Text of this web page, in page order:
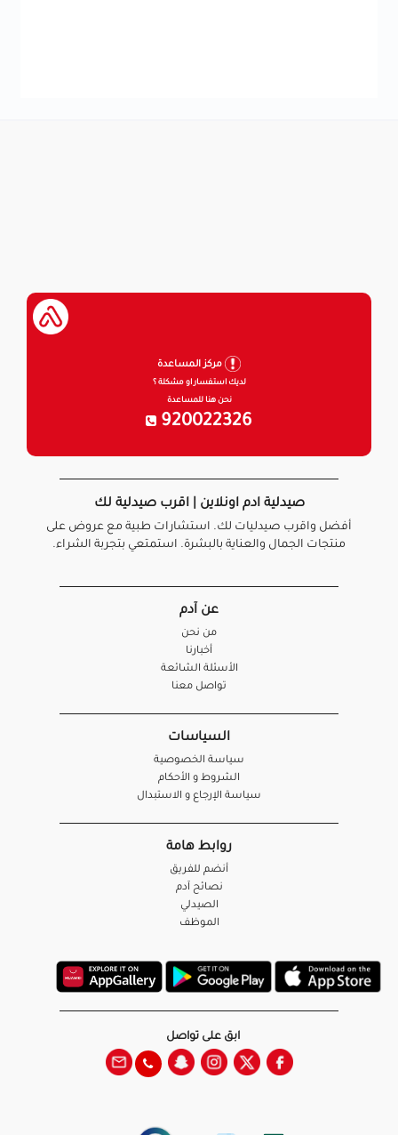
مركز المساعدة
لديك استفسار او مشكلة ؟
نحن هنا للمساعدة
920022326
صيدلية ادم اونلاين | اقرب صيدلية لك
أفضل واقرب صيدليات لك. استشارات طبية مع عروض على
منتجات الجمال والعناية بالبشرة. استمتعي بتجربة الشراء.
عن آدم
من نحن
أخبارنا
الأسئلة الشائعة
تواصل معنا
السياسات
سياسة الخصوصية
الشروط و الأحكام
سياسة الإرجاع و الاستبدال
روابط هامة
أنضم للفريق
نصائح آدم
الصيدلي
الموظف
ابق على تواصل